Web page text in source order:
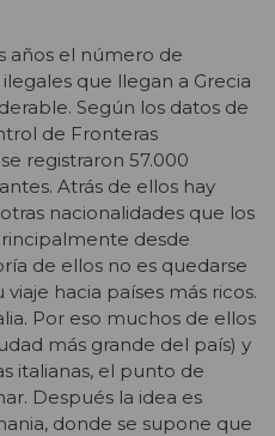
años el número de
que llegan a Grecia
Según los datos de
de Fronteras
registraron 57.000
Atrás de ellos hay
nacionalidades que los
desde
de ellos no es quedarse
hacia países más ricos.
Por eso muchos de ellos
más grande del país) y
italianas, el punto de
Después la idea es
donde se supone que